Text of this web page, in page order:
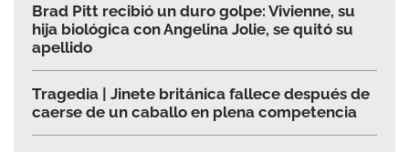
Brad Pitt recibió un duro golpe: Vivienne, su
hija biológica con Angelina Jolie, se quitó su
apellido
Tragedia | Jinete británica fallece después de
caerse de un caballo en plena competencia